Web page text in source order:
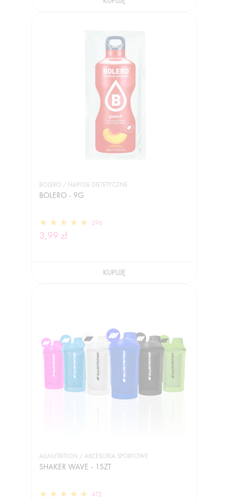
BOLERO / NAPOJE DIETETYCZNE
BOLERO - 9G
296
3,99 zł
KUPUJĘ
ALLNUTRITION / AKCESORIA SPORTOWE
SHAKER WAVE - 1SZT
472